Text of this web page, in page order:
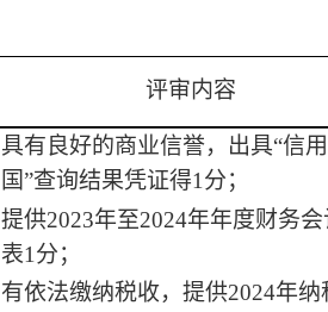
评审内容
具有良好的商业信誉，出具“信
国”查询结果凭证得1分；
提供2023年至2024年年度财务
表1 分；
有依法缴纳税收，提供2024年纳